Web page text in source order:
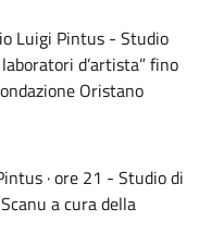
Luigi Pintus - Studio
d’artista” fino
Oristano
· ore 21 - Studio di
a cura della